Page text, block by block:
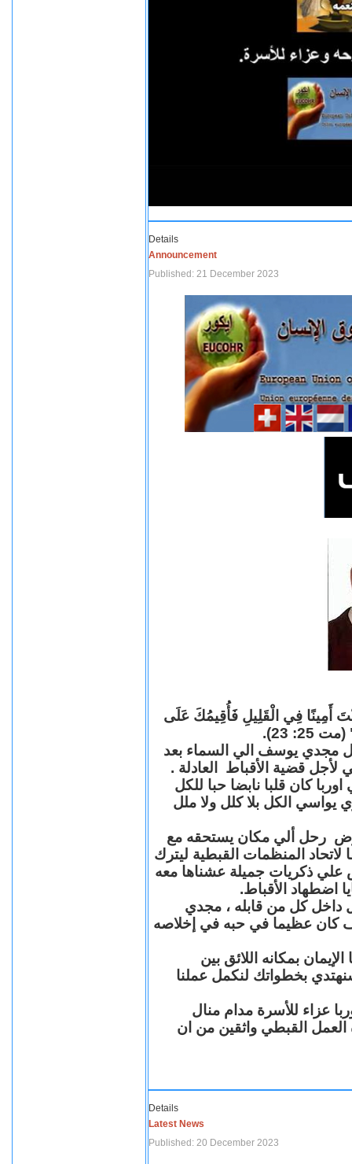
Details
Announcement
Published: 21 December 2023
أَمِينًا فِي الْقَلِيلِ فَأُقِيمُكَ عَلَى
23).
مجدي يوسف الي السماء بعد
قضية الأقباط العادلة .
كان قلبا نابضا حبا للكل
يواسي الكل بلا كلل ولا ملل
رحل ألي مكان يستحقه مع
المنظمات القبطية ليترك
علي ذكريات جميلة عشناها معه
اضطهاد الأقباط.
داخل كل من قابله ، مجدي
عظيما في حبه في إخلاصه
بمكانه اللائق بين
بخطواتك لنكمل عملنا
عزاء للأسرة مدام منال
العمل القبطي واثقين من ان
Details
Latest News
Published: 20 December 2023